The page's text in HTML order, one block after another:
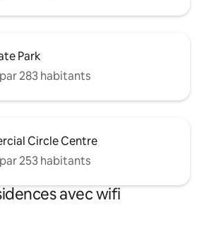
Park
283 habitants
Circle Centre
253 habitants
avec wifi